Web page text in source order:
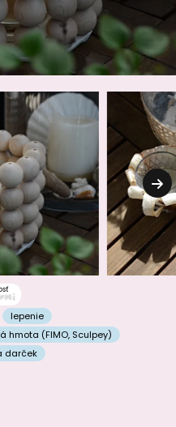
lepenie
hmota (FIMO, Sculpey)
darček